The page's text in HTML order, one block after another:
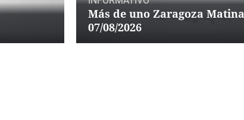
Más de uno Zaragoza
07/08/2026